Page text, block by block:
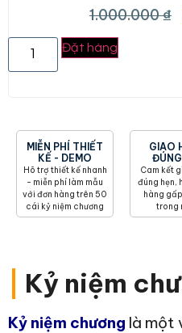
1.000.000₫
Đặt hàng
MIỄN PHÍ THIẾT
KẾ - DEMO
Hõ trợ thiết kế nhanh
- miễn phí làm mẫu
với đơn hàng trên 50
cái kỷ niệm chương
GIAO
Cam kết
đúng hẹn,
hàng
trong
Kỷ niệm
Kỷ niệm chương là một